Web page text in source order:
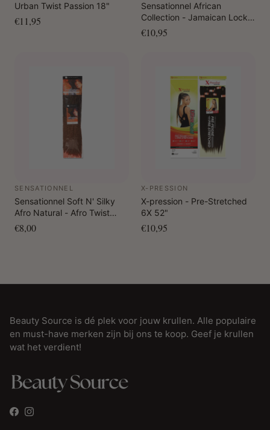
Urban Twist Passion 18"
€11,95
Sensationnel African
Collection - Jamaican Locks
44"
€10,95
SENSATIONNEL
Sensationnel Soft N' Silky
Afro Natural - Afro Twist
Braid
€8,00
X-PRESSION
X-pression - Pre-Stretched
6X 52"
€10,95
Beauty Source is dé plek voor jouw krullen. Alle populaire
en must-have merken zijn bij ons te koop. Geef je krullen
wat het verdient!
Facebook
Instagram